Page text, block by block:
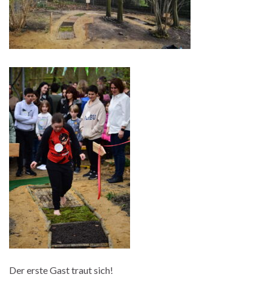
Der erste Gast traut sich!